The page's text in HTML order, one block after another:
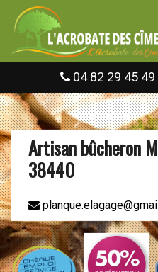
04 82 29 45 49
Artisan bûcheron
38440